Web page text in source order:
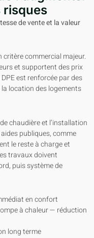
risques
de vente et la valeur
critère commercial majeur.
et supportent des prix
est renforcée par des
location des logements
chaudière et l’installation
publiques, comme
le reste à charge et
travaux doivent
puis système de
en confort
à chaleur — réduction
long terme